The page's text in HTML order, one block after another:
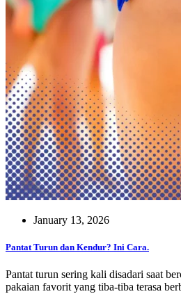
January 13, 2026
Pantat Turun dan Kendur? Ini Cara.
Pantat turun sering kali disadari saat
pakaian favorit yang tiba-tiba terasa